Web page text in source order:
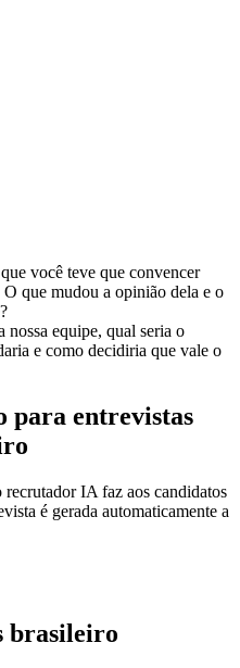
você teve que convencer
O que mudou a opinião dela e o
nossa equipe, qual seria o
e como decidiria que vale o
para entrevistas
recrutador IA faz aos candidatos
é gerada automaticamente a
brasileiro